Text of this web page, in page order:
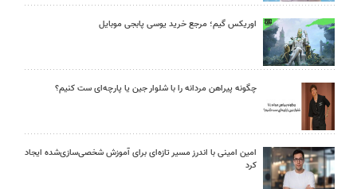
اوریکس گیم؛ مرجع خرید یوسی پابجی موبایل
چگونه پیراهن مردانه را با شلوار جین یا پارچه‌ای ست کنیم؟
امین امینی با اندرز مسیر تازه‌ای برای آموزش شخصی‌سازی‌شده ایجاد
کرد